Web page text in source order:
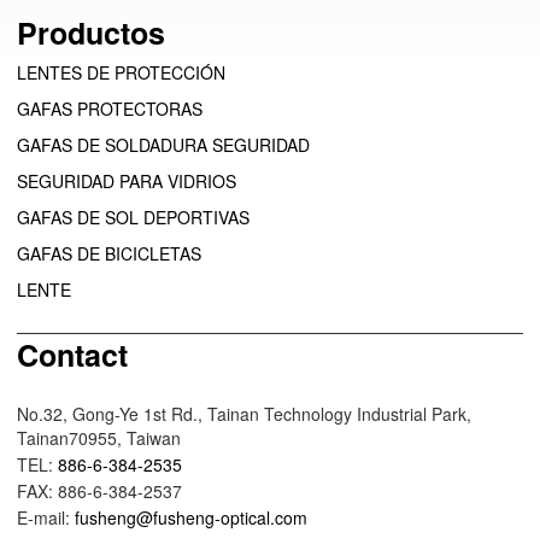
Productos
LENTES DE PROTECCIÓN
GAFAS PROTECTORAS
GAFAS DE SOLDADURA SEGURIDAD
SEGURIDAD PARA VIDRIOS
GAFAS DE SOL DEPORTIVAS
GAFAS DE BICICLETAS
LENTE
Contact
No.32, Gong-Ye 1st Rd., Tainan Technology Industrial Park,
Tainan70955, Taiwan
TEL: 886-6-384-2535
FAX: 886-6-384-2537
E-mail: fusheng@fusheng-optical.com